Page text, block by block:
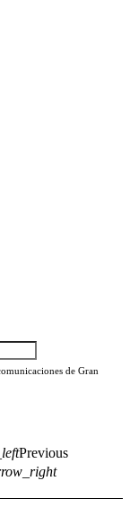
de Gran
Previous